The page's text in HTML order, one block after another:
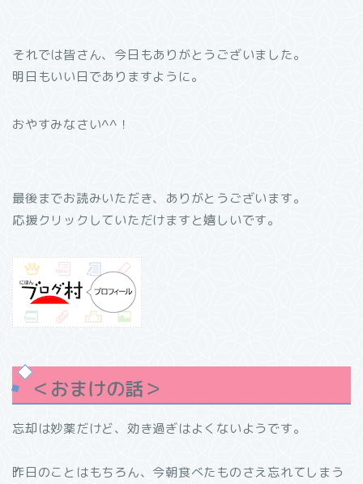
それでは皆さん、今日もありがとうございました。
明日もいい日でありますように。
おやすみなさい^^！
最後までお読みいただき、ありがとうございます。
応援クリックしていただけますと嬉しいです。
＜おまけの話＞
忘却は妙薬だけど、効き過ぎはよくないようです。
昨日のことはもちろん、今朝食べたものさえ忘れてしまう